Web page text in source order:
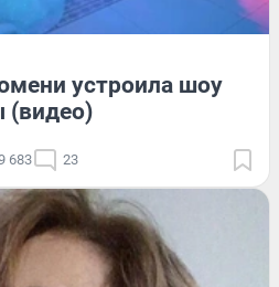
устроила шоу
(видео)
683 23